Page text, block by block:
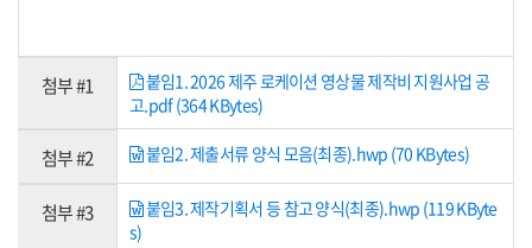
첨부 #1
붙임1. 2026 제주 로케이션 영상물 제작비 지원사업 공
고.pdf (364 KBytes)
첨부 #2 붙임2. 제출서류 양식 모음(최종).hwp (70 KBytes)
첨부 #3
붙임3. 제작기획서 등 참고 양식(최종).hwp (119 KByte
s)